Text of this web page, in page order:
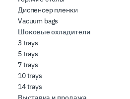
Диспенсер пленки
Vacuum bags
Шоковые охладители
3 trays
5 trays
7 trays
10 trays
14 trays